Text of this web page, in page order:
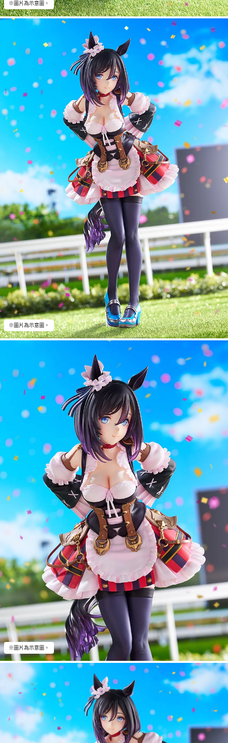
※圖片為示意圖。
※圖片為示意圖。
※圖片為示意圖。